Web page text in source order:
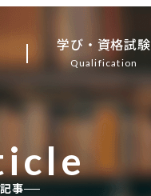
学び・資格試験
Qualification
記事